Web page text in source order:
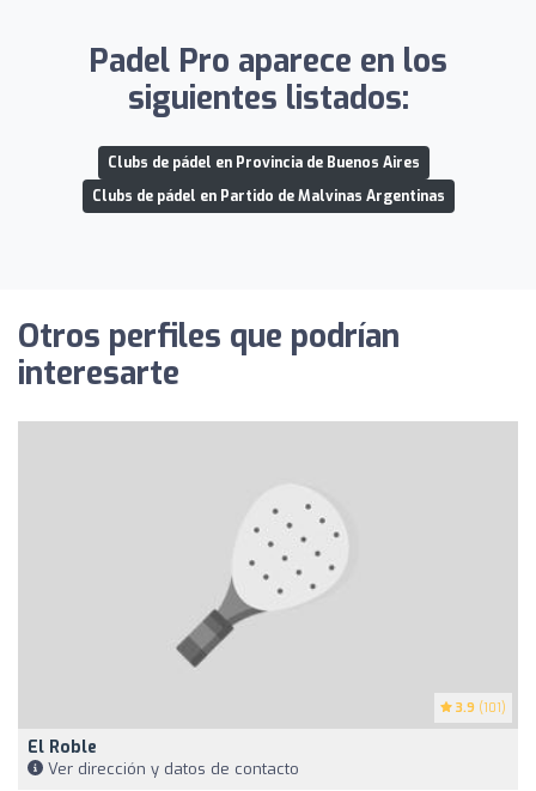
Padel Pro aparece en los
siguientes listados:
Clubs de pádel en Provincia de Buenos Aires
Clubs de pádel en Partido de Malvinas Argentinas
Otros perfiles que podrían
interesarte
3.9 (101)
El Roble
Ver dirección y datos de contacto